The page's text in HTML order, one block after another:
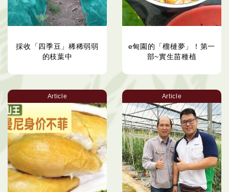
採收「四季豆」稀稀弱弱
的枝葉中
e甸園的「榴槤夢」！第一
部~實生苗種植
Article Article